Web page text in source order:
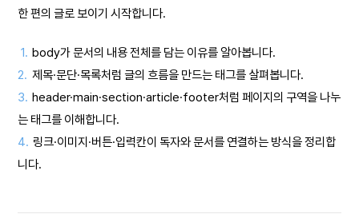
한 편의 글로 보이기 시작합니다.
1. body가 문서의 내용 전체를 담는 이유를 알아봅니다.
2. 제목·문단·목록처럼 글의 흐름을 만드는 태그를 살펴봅니다.
3. header·main·section·article·footer처럼 페이지의 구역을 나누
는 태그를 이해합니다.
4. 링크·이미지·버튼·입력칸이 독자와 문서를 연결하는 방식을 정리합
니다.